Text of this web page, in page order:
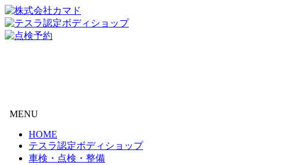
MENU
HOME
テスラ認定ボディショップ
車検・点検・整備